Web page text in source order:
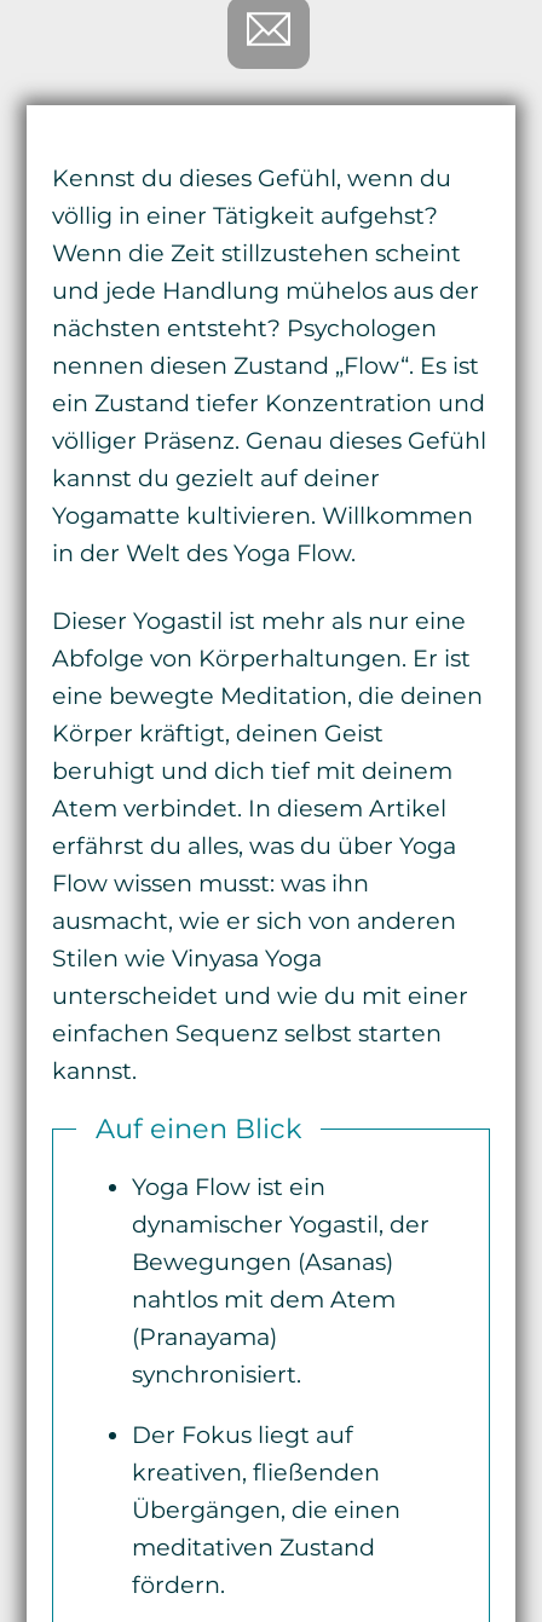
Kennst du dieses Gefühl, wenn du
völlig in einer Tätigkeit aufgehst?
Wenn die Zeit stillzustehen scheint
und jede Handlung mühelos aus der
nächsten entsteht? Psychologen
nennen diesen Zustand „Flow“. Es ist
ein Zustand tiefer Konzentration und
völliger Präsenz. Genau dieses Gefühl
kannst du gezielt auf deiner
Yogamatte kultivieren. Willkommen
in der Welt des Yoga Flow.
Dieser Yogastil ist mehr als nur eine
Abfolge von Körperhaltungen. Er ist
eine bewegte Meditation, die deinen
Körper kräftigt, deinen Geist
beruhigt und dich tief mit deinem
Atem verbindet. In diesem Artikel
erfährst du alles, was du über Yoga
Flow wissen musst: was ihn
ausmacht, wie er sich von anderen
Stilen wie Vinyasa Yoga
unterscheidet und wie du mit einer
einfachen Sequenz selbst starten
kannst.
Auf einen Blick
Yoga Flow ist ein
dynamischer Yogastil, der
Bewegungen (Asanas)
nahtlos mit dem Atem
(Pranayama)
synchronisiert.
Der Fokus liegt auf
kreativen, fließenden
Übergängen, die einen
meditativen Zustand
fördern.